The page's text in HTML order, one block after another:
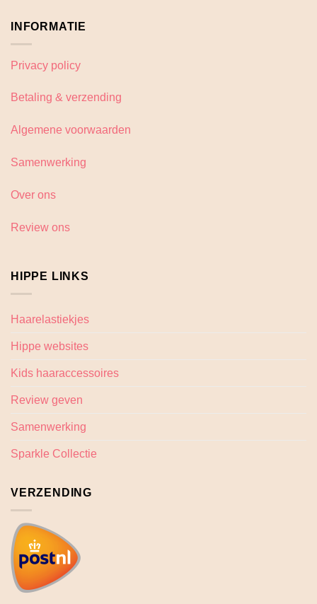
INFORMATIE
Privacy policy
Betaling & verzending
Algemene voorwaarden
Samenwerking
Over ons
Review ons
HIPPE LINKS
Haarelastiekjes
Hippe websites
Kids haaraccessoires
Review geven
Samenwerking
Sparkle Collectie
VERZENDING